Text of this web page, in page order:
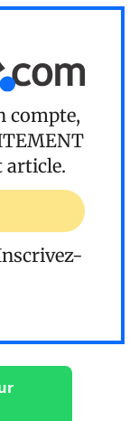
compte,
article.